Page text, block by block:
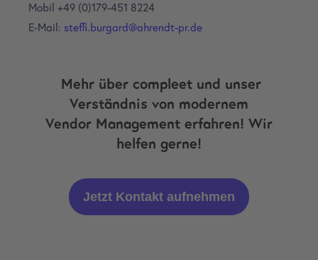
Mobil +49 (0)179-451 8224
E-Mail: steffi.burgard@ahrendt-pr.de
Mehr über compleet und unser
Verständnis von modernem
Vendor Management erfahren! Wir
helfen gerne!
Jetzt Kontakt aufnehmen